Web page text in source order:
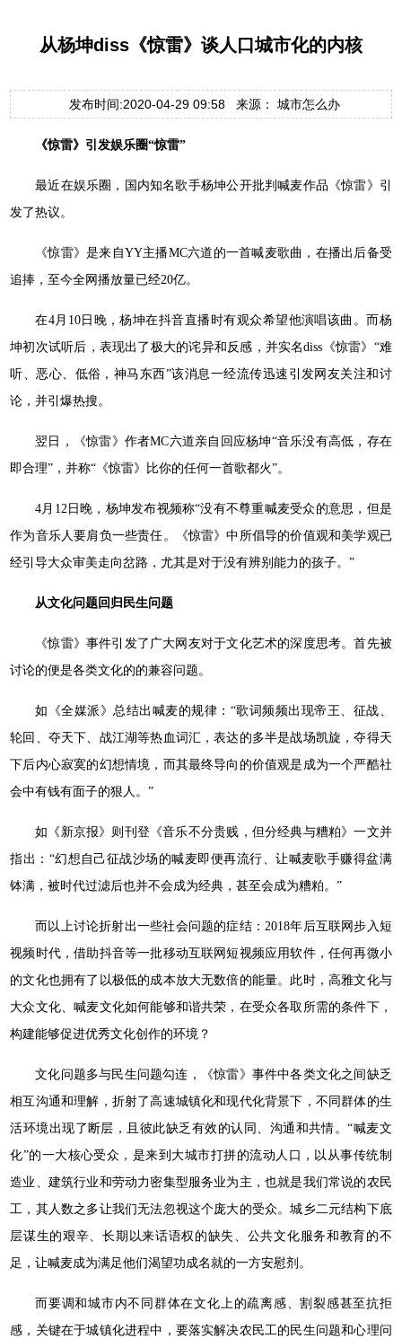
从杨坤diss《惊雷》谈人口城市化的内核
发布时间:2020-04-29 09:58 来源： 城市怎么办
《惊雷》引发娱乐圈“惊雷”
最近在娱乐圈，国内知名歌手杨坤公开批判喊麦作品《惊雷》引
发了热议。
《惊雷》是来自YY主播MC六道的一首喊麦歌曲，在播出后备受
追捧，至今全网播放量已经20亿。
在4月10日晚，杨坤在抖音直播时有观众希望他演唱该曲。而杨
坤初次试听后，表现出了极大的诧异和反感，并实名diss《惊雷》“难
听、恶心、低俗，神马东西”该消息一经流传迅速引发网友关注和讨
论，并引爆热搜。
翌日，《惊雷》作者MC六道亲自回应杨坤“音乐没有高低，存在
即合理”，并称“《惊雷》比你的任何一首歌都火”。
4月12日晚，杨坤发布视频称“没有不尊重喊麦受众的意思，但是
作为音乐人要肩负一些责任。《惊雷》中所倡导的价值观和美学观已
经引导大众审美走向岔路，尤其是对于没有辨别能力的孩子。”
从文化问题回归民生问题
《惊雷》事件引发了广大网友对于文化艺术的深度思考。首先被
讨论的便是各类文化的的兼容问题。
如《全媒派》总结出喊麦的规律：“歌词频频出现帝王、征战、
轮回、夺天下、战江湖等热血词汇，表达的多半是战场凯旋，夺得天
下后内心寂寞的幻想情境，而其最终导向的价值观是成为一个严酷社
会中有钱有面子的狠人。”
如《新京报》则刊登《音乐不分贵贱，但分经典与糟粕》一文并
指出：“幻想自己征战沙场的喊麦即便再流行、让喊麦歌手赚得盆满
钵满，被时代过滤后也并不会成为经典，甚至会成为糟粕。”
而以上讨论折射出一些社会问题的症结：2018年后互联网步入短
视频时代，借助抖音等一批移动互联网短视频应用软件，任何再微小
的文化也拥有了以极低的成本放大无数倍的能量。此时，高雅文化与
大众文化、喊麦文化如何能够和谐共荣，在受众各取所需的条件下，
构建能够促进优秀文化创作的环境？
文化问题多与民生问题勾连，《惊雷》事件中各类文化之间缺乏
相互沟通和理解，折射了高速城镇化和现代化背景下，不同群体的生
活环境出现了断层，且彼此缺乏有效的认同、沟通和共情。“喊麦文
化”的一大核心受众，是来到大城市打拼的流动人口，以从事传统制
造业、建筑行业和劳动力密集型服务业为主，也就是我们常说的农民
工，其人数之多让我们无法忽视这个庞大的受众。城乡二元结构下底
层谋生的艰辛、长期以来话语权的缺失、公共文化服务和教育的不
足，让喊麦成为满足他们渴望功成名就的一方安慰剂。
而要调和城市内不同群体在文化上的疏离感、割裂感甚至抗拒
感，关键在于城镇化进程中，要落实解决农民工的民生问题和心理问